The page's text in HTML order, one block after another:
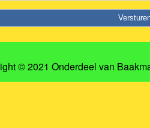
© 2021 Onderdeel van